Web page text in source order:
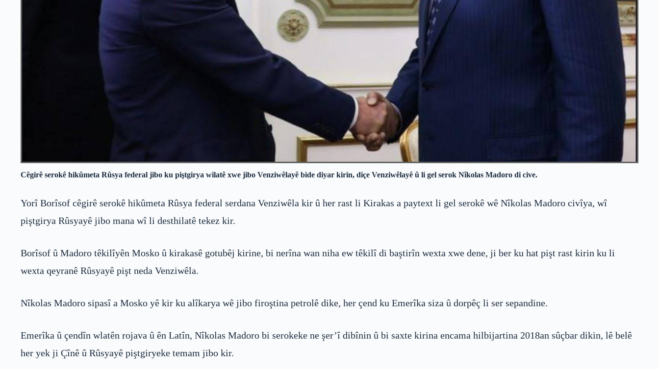
Cêgirê serokê hikûmeta Rûsya federal jibo ku piştgirya wilatê xwe jibo Venziwêlayê bide diyar kirin, diçe Venziwêlayê û li gel serok Nîkolas Madoro di cive.
Yorî Borîsof cêgirê serokê hikûmeta Rûsya federal serdana Venziwêla kir û her rast li Kirakas a paytext li gel serokê wê Nîkolas Madoro civîya, wî
piştgirya Rûsyayê jibo mana wî li desthilatê tekez kir.
Borîsof û Madoro têkilîyên Mosko û kirakasê gotubêj kirine, bi nerîna wan niha ew têkilî di baştirîn wexta xwe dene, ji ber ku hat pişt rast kirin ku li
wexta qeyranê Rûsyayê pişt neda Venziwêla.
Nîkolas Madoro sipasî a Mosko yê kir ku alîkarya wê jibo firoştina petrolê dike, her çend ku Emerîka siza û dorpêç li ser sepandine.
Emerîka û çendîn wlatên rojava û ên Latîn, Nîkolas Madoro bi serokeke ne şer’î dibînin û bi saxte kirina encama hilbijartina 2018an sûçbar dikin, lê belê
her yek ji Çînê û Rûsyayê piştgiryeke temam jibo kir.